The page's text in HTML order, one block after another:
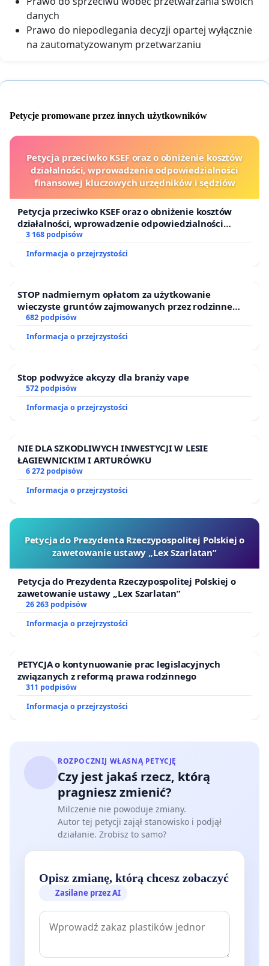
danych
Prawo do niepodlegania decyzji opartej wyłącznie
na zautomatyzowanym przetwarzaniu
Petycje promowane przez innych użytkowników
Petycja przeciwko KSEF oraz o obniżenie kosztów
działalności, wprowadzenie odpowiedzialności
finansowej kluczowych urzędników i sędziów
Petycja przeciwko KSEF oraz o obniżenie kosztów
działalności, wprowadzenie odpowiedzialności
finansowej kluczowych urzędników i sędziów
3 168 podpisów
Informacja o przejrzystości
STOP nadmiernym opłatom za użytkowanie
wieczyste gruntów zajmowanych przez rodzinne
ogrody działkowe.
682 podpisów
Informacja o przejrzystości
Stop podwyżce akcyzy dla branży vape
572 podpisów
Informacja o przejrzystości
NIE DLA SZKODLIWYCH INWESTYCJI W LESIE
ŁAGIEWNICKIM I ARTURÓWKU
6 272 podpisów
Informacja o przejrzystości
Petycja do Prezydenta Rzeczypospolitej Polskiej o
zawetowanie ustawy „Lex Szarlatan”
Petycja do Prezydenta Rzeczypospolitej Polskiej o
zawetowanie ustawy „Lex Szarlatan”
26 263 podpisów
Informacja o przejrzystości
PETYCJA o kontynuowanie prac legislacyjnych
związanych z reformą prawa rodzinnego
311 podpisów
Informacja o przejrzystości
ROZPOCZNIJ WŁASNĄ PETYCJĘ
Czy jest jakaś rzecz, którą
pragniesz zmienić?
Milczenie nie powoduje zmiany.
Autor tej petycji zajął stanowisko i podjął
działanie. Zrobisz to samo?
Opisz zmianę, którą chcesz zobaczyć
Zasilane przez AI